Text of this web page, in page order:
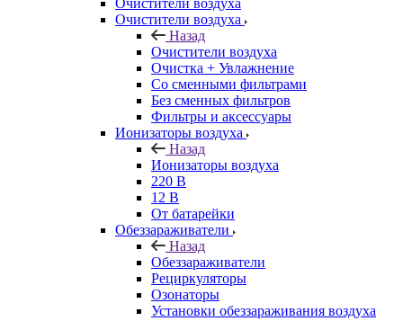
Очистители воздуха
Очистители воздуха
Назад
Очистители воздуха
Очистка + Увлажнение
Cо сменными фильтрами
Без сменных фильтров
Фильтры и аксессуары
Ионизаторы воздуха
Назад
Ионизаторы воздуха
220 В
12 В
От батарейки
Обеззараживатели
Назад
Обеззараживатели
Рециркуляторы
Озонаторы
Установки обеззараживания воздуха